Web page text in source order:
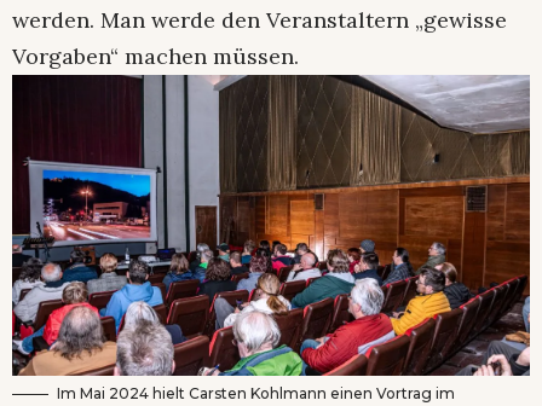
werden. Man werde den Veranstaltern „gewisse
Vorgaben“ machen müssen.
Im Mai 2024 hielt Carsten Kohlmann einen Vortrag im